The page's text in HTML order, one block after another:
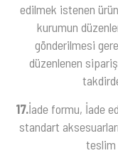
edilmek istenen
kurumun
gönderilmesi
düzenlenen
17.İade formu, İade
standart
teslim